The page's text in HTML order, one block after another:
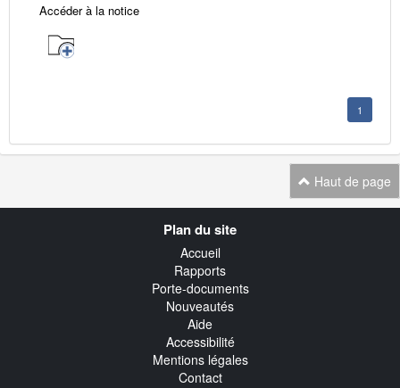
Accéder à la notice
1
Haut de page
Plan du site
Accueil
Rapports
Porte-documents
Nouveautés
Aide
Accessibilité
Mentions légales
Contact